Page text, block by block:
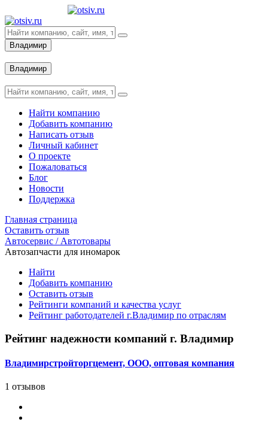
Владимир
Владимир
Найти компанию
Добавить компанию
Написать отзыв
Личный кабинет
О проекте
Пожаловаться
Блог
Новости
Поддержка
Главная страница
Оставить отзыв
Автосервис / Автотовары
Автозапчасти для иномарок
Найти
Добавить компанию
Оставить отзыв
Рейтинги компаний и качества услуг
Рейтинг работодателей г.Владимир по отраслям
Рейтинг надежности компаний г. Владимир
Владимирстройторгцемент, ООО, оптовая компания
1 отзывов